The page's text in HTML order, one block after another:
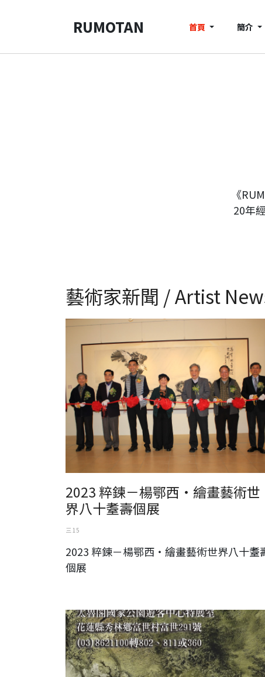
RUMOTAN 首頁 簡介
《
20年
藝術家新聞 / Artist
2023 粹鍊－楊鄂西‧繪畫藝術世界八十耋壽個展
2023 粹鍊－楊鄂西‧繪畫藝術世
界八十耋壽個展
三 15
2023 粹鍊－楊鄂西‧繪畫藝術世界八十耋
個展